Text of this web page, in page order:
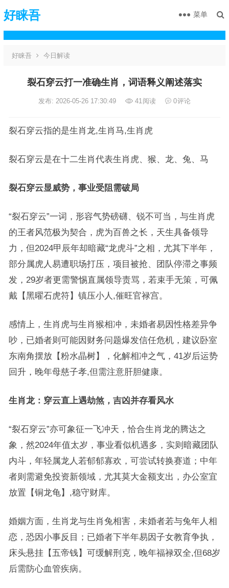
好睐吾 菜单
好睐吾 今日解读
裂石穿云打一准确生肖，词语释义阐述落实
发布: 2026-05-26 17:30:49 41阅读 0评论
裂石穿云指的是生肖龙,生肖马,生肖虎
裂石穿云是在十二生肖代表生肖虎、猴、龙、兔、马
裂石穿云显威势，事业受阻需破局
“裂石穿云”一词，形容气势磅礴、锐不可当，与生肖虎
的王者风范极为契合，虎为百兽之长，天生具备领导
力，但2024甲辰年却暗藏“龙虎斗”之相，尤其下半年，
部分属虎人易遭职场打压，项目被抢、团队停滞之事频
发，29岁者更需警惕直属领导责骂，若束手无策，可佩
戴【黑曜石虎符】镇压小人,催旺官禄宫。
感情上，生肖虎与生肖猴相冲，未婚者易因性格差异争
吵，已婚者则可能因财务问题爆发信任危机，建议卧室
东南角摆放【粉水晶树】，化解相冲之气，41岁后运势
回升，晚年母慈子孝,但需注意肝胆健康。
生肖龙：穿云直上遇劫煞，吉凶并存看风水
“裂石穿云”亦可象征一飞冲天，恰合生肖龙的腾达之
象，然2024年值太岁，事业看似机遇多，实则暗藏团队
内斗，年轻属龙人若郁郁寡欢，可尝试转换赛道；中年
者则需避免投资新领域，尤其莫大金额支出，办公室宜
放置【铜龙龟】,稳守财库。
婚姻方面，生肖龙与生肖兔相害，未婚者若与兔年人相
恋，恐因小事反目；已婚者下半年易因子女教育争执，
床头悬挂【五帝钱】可缓解刑克，晚年福禄双全,但68岁
后需防心血管疾病。